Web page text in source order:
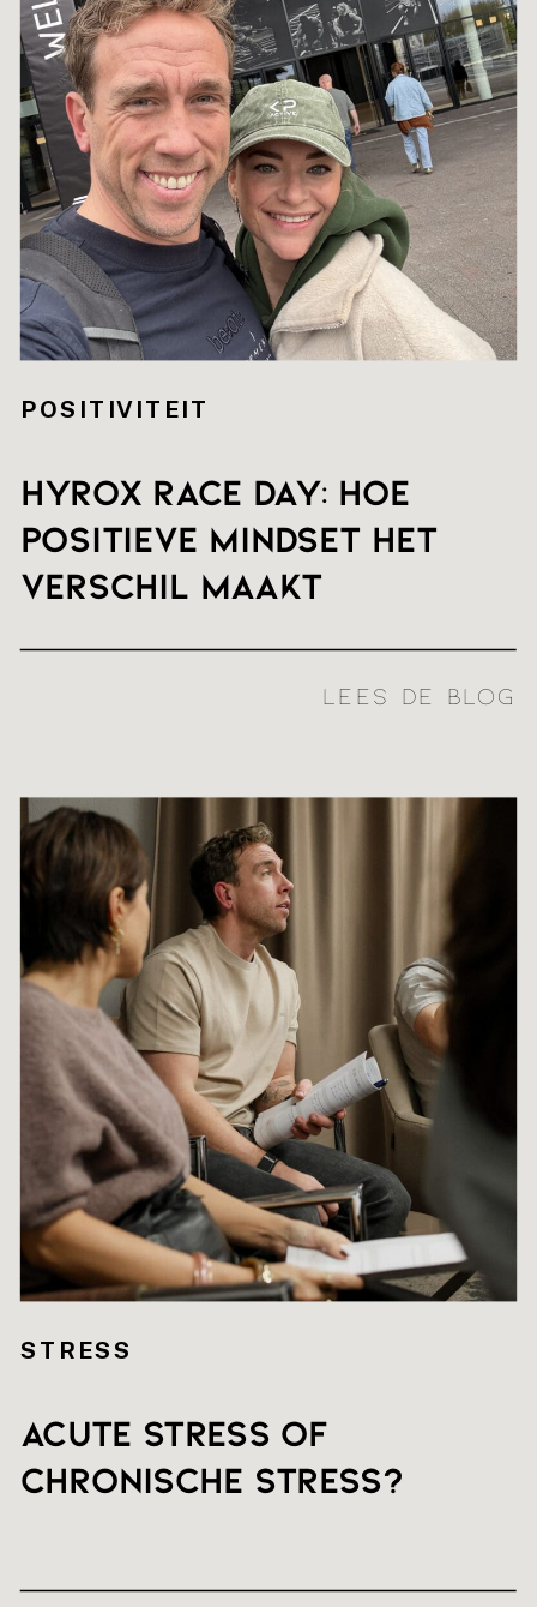
LEES DE BLOG
HYROX RACE DAY: hoe
positieve mindset het
verschil maakt
POSITIVITEIT
Acute stress of
chronische stress?
STRESS